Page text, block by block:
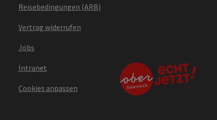
Reisebedingungen (ARB)
Vertrag widerrufen
Jobs
Intranet
Cookies anpassen